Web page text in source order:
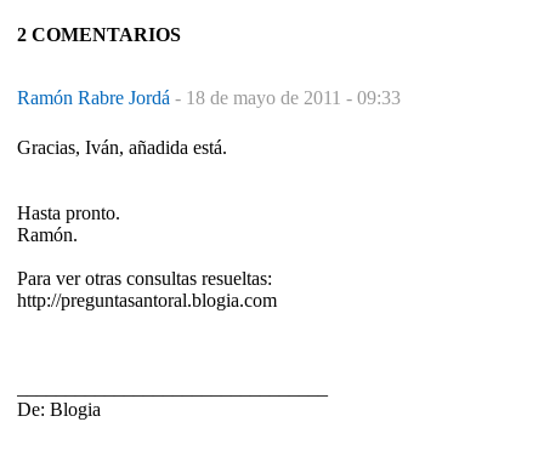
2 COMENTARIOS
Ramón Rabre Jordá - 18 de mayo de 2011 - 09:33
Gracias, Iván, añadida está.
Hasta pronto.
Ramón.
Para ver otras consultas resueltas:
http://preguntasantoral.blogia.com
De: Blogia